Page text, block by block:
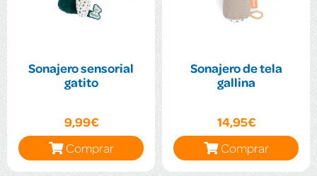
Sonajero sensorial
gatito
9,99€
Comprar
Sonajero de tela
gallina
14,95€
Comprar